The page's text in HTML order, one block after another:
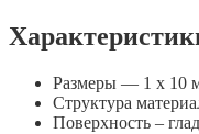
Размеры — 1 х 10
Структура
Поверхность –